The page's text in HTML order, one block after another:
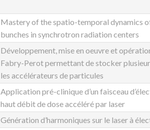
Mastery of the spatio-temporal dynamics
bunches in synchrotron radiation centers
Développement, mise en oeuvre et
Fabry-Perot permettant de stocker
les accélérateurs de particules
Application pré-clinique d’un faisceau
haut débit de dose accéléré par laser
Génération d’harmoniques sur le laser à